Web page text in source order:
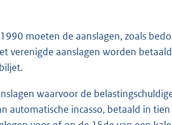
moeten de aanslagen, zoals
verenigde aanslagen worden
waarvoor de
automatische incasso, betaald in